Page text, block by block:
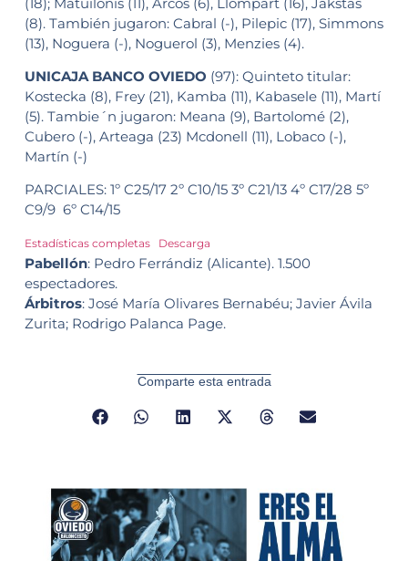
(8). También jugaron: Cabral (-), Pilepic (17), Simmons
(13), Noguera (-), Noguerol (3), Menzies (4).
UNICAJA BANCO OVIEDO (97): Quinteto titular:
Kostecka (8), Frey (21), Kamba (11), Kabasele (11), Martí
(5). Tambie´n jugaron: Meana (9), Bartolomé (2),
Cubero (-), Arteaga (23) Mcdonell (11), Lobaco (-),
Martín (-)
PARCIALES: 1º C25/17 2º C10/15 3º C21/13 4º C17/28 5º
C9/9 6º C14/15
Estadísticas completas Descarga
Pabellón: Pedro Ferrándiz (Alicante). 1.500
espectadores.
Árbitros: José María Olivares Bernabéu; Javier Ávila
Zurita; Rodrigo Palanca Page.
Comparte esta entrada